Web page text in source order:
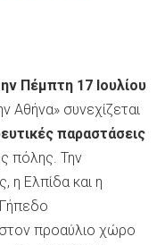
Πέμπτη 17 Ιουλίου
Αθήνα» συνεχίζεται
παραστάσεις
πόλης. Την
η Ελπίδα και η
προαύλιο χώρο